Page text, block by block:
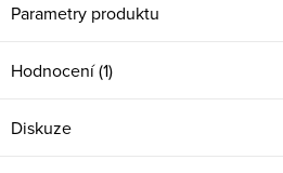
Parametry produktu
Hodnocení (1)
Diskuze